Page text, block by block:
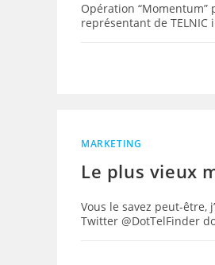
Opération “Momentum”
représentant de
MARKETING
Le plus vieux
Vous le savez peut-être,
Twitter @DotTelFinder